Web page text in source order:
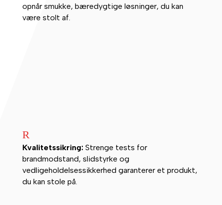
opnår smukke, bæredygtige løsninger, du kan
være stolt af.
R
Kvalitetssikring:Strenge tests for
brandmodstand, slidstyrke og
vedligeholdelsessikkerhed garanterer et produkt,
du kan stole på.